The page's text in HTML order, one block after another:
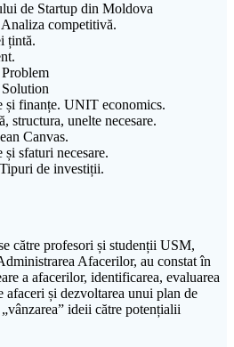
de Startup din Moldova
competitivă.
țintă.
și finanțe. UNIT economics.
structura, unelte necesare.
Canvas.
sfaturi necesare.
de investiții.
către profesori și studenții USM,
Afacerilor, au constat în
a afacerilor, identificarea, evaluarea
și dezvoltarea unui plan de
ideii către potențialii